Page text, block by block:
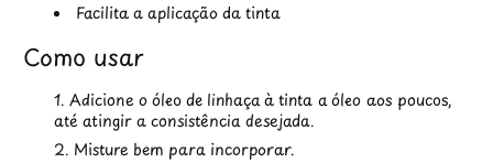
Facilita a aplicação da tinta
Como usar
Adicione o óleo de linhaça à tinta a óleo aos poucos,
até atingir a consistência desejada.
Misture bem para incorporar.